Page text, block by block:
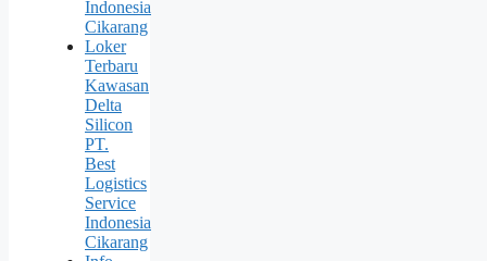
Indonesia
Cikarang
Loker
Terbaru
Kawasan
Delta
Silicon
PT.
Best
Logistics
Service
Indonesia
Cikarang